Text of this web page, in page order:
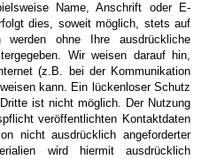
Name, Anschrift oder E-
dies, soweit möglich, stets auf
ohne Ihre ausdrückliche
Wir weisen darauf hin,
(z.B. bei der Kommunikation
kann. Ein lückenloser Schutz
ist nicht möglich. Der Nutzung
veröffentlichten Kontaktdaten
nicht ausdrücklich angeforderter
wird hiermit ausdrücklich